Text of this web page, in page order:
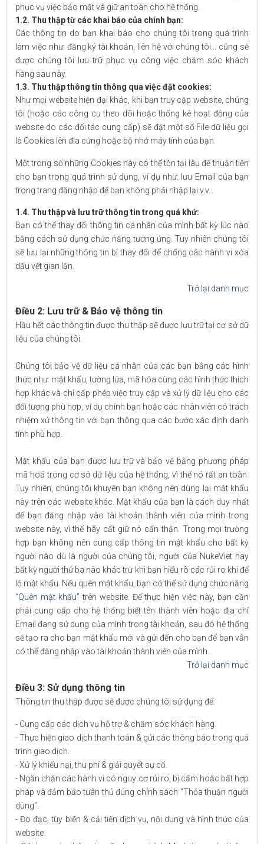
phục vụ việc bảo mật và giữ an toàn cho hệ thống.
1.2. Thu thập từ các khai báo của chính bạn:
Các thông tin do bạn khai báo cho chúng tôi trong quá trình
làm việc như: đăng ký tài khoản, liên hệ với chúng tôi... cũng sẽ
được chúng tôi lưu trữ phục vụ công việc chăm sóc khách
hàng sau này.
1.3. Thu thập thông tin thông qua việc đặt cookies:
Như mọi website hiện đại khác, khi bạn truy cập website, chúng
tôi (hoặc các công cụ theo dõi hoặc thống kê hoạt động của
website do các đối tác cung cấp) sẽ đặt một số File dữ liệu gọi
là Cookies lên đĩa cứng hoặc bộ nhớ máy tính của bạn.
Một trong số những Cookies này có thể tồn tại lâu để thuận tiện
cho bạn trong quá trình sử dụng, ví dụ như: lưu Email của bạn
trong trang đăng nhập để bạn không phải nhập lại v.v…
1.4. Thu thập và lưu trữ thông tin trong quá khứ:
Bạn có thể thay đổi thông tin cá nhân của mình bất kỳ lúc nào
bằng cách sử dụng chức năng tương ứng. Tuy nhiên chúng tôi
sẽ lưu lại những thông tin bị thay đổi để chống các hành vi xóa
dấu vết gian lận.
Trở lại danh mục
Điều 2: Lưu trữ & Bảo vệ thông tin
Hầu hết các thông tin được thu thập sẽ được lưu trữ tại cơ sở dữ
liệu của chúng tôi.
Chúng tôi bảo vệ dữ liệu cá nhân của các bạn bằng các hình
thức như: mật khẩu, tường lửa, mã hóa cùng các hình thức thích
hợp khác và chỉ cấp phép việc truy cập và xử lý dữ liệu cho các
đối tượng phù hợp, ví dụ chính bạn hoặc các nhân viên có trách
nhiệm xử thông tin với bạn thông qua các bước xác định danh
tính phù hợp.
Mật khẩu của bạn được lưu trữ và bảo vệ bằng phương pháp
mã hoá trong cơ sở dữ liệu của hệ thống, vì thế nó rất an toàn.
Tuy nhiên, chúng tôi khuyên bạn không nên dùng lại mật khẩu
này trên các website khác. Mật khẩu của bạn là cách duy nhất
để bạn đăng nhập vào tài khoản thành viên của mình trong
website này, vì thế hãy cất giữ nó cẩn thận. Trong mọi trường
hợp bạn không nên cung cấp thông tin mật khẩu cho bất kỳ
người nào dù là người của chúng tôi, người của NukeViet hay
bất kỳ người thứ ba nào khác trừ khi bạn hiểu rõ các rủi ro khi để
lộ mật khẩu. Nếu quên mật khẩu, bạn có thể sử dụng chức năng
“Quên mật khẩu” trên website. Để thực hiện việc này, bạn cần
phải cung cấp cho hệ thống biết tên thành viên hoặc địa chỉ
Email đang sử dụng của mình trong tài khoản, sau đó hệ thống
sẽ tạo ra cho bạn mật khẩu mới và gửi đến cho bạn để bạn vẫn
có thể đăng nhập vào tài khoản thành viên của mình.
Trở lại danh mục
Điều 3: Sử dụng thông tin
Thông tin thu thập được sẽ được chúng tôi sử dụng để:
- Cung cấp các dịch vụ hỗ trợ & chăm sóc khách hàng.
- Thực hiện giao dịch thanh toán & gửi các thông báo trong quá
trình giao dịch.
- Xử lý khiếu nại, thu phí & giải quyết sự cố.
- Ngăn chặn các hành vi có nguy cơ rủi ro, bị cấm hoặc bất hợp
pháp và đảm bảo tuân thủ đúng chính sách “Thỏa thuận người
dùng”.
- Đo đạc, tùy biến & cải tiến dịch vụ, nội dung và hình thức của
website.